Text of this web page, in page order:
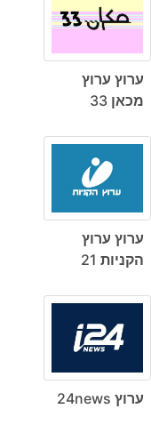
ערוץ ערוץ
מכאן 33
ערוץ ערוץ
הקניות 21
ערוץ 24news